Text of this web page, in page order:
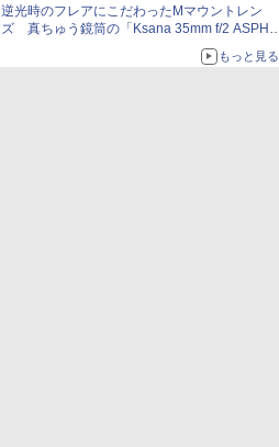
逆光時のフレアにこだわったMマウントレン
ズ 真ちゅう鏡筒の「Ksana 35mm f/2 ASPH.
もっと見る